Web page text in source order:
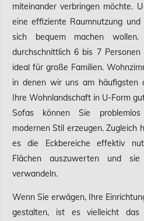
miteinander verbringen möchte.
eine effiziente Raumnutzung
sich bequem machen
durchschnittlich 6 bis 7
ideal für große Familien.
in denen wir uns am häufigsten
Ihre Wohnlandschaft in U-Form
Sofas können Sie
modernen Stil erzeugen. Zugleich
es die Eckbereiche effektiv
Flächen auszuwerten und
verwandeln.
Wenn Sie erwägen, Ihre
gestalten, ist es vielleicht das